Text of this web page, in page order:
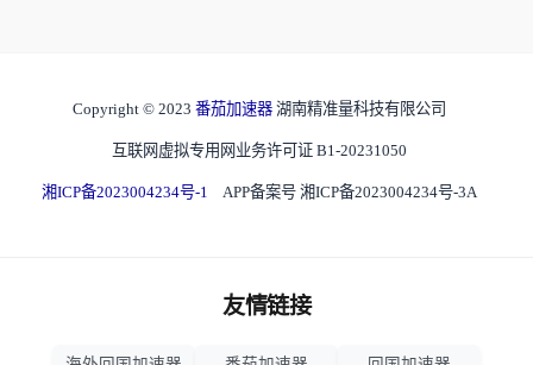
Copyright © 2023 番茄加速器 湖南精准量科技有限公司
互联网虚拟专用网业务许可证 B1-20231050
湘ICP备2023004234号-1 APP备案号 湘ICP备2023004234号-3A
友情链接